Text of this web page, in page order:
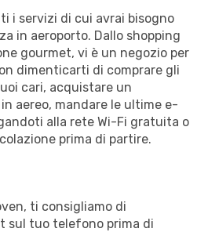
i servizi di cui avrai bisogno
in aeroporto. Dallo shopping
gourmet, vi è un negozio per
dimenticarti di comprare gli
cari, acquistare un
aereo, mandare le ultime e-
alla rete Wi-Fi gratuita o
prima di partire.
ti consigliamo di
sul tuo telefono prima di